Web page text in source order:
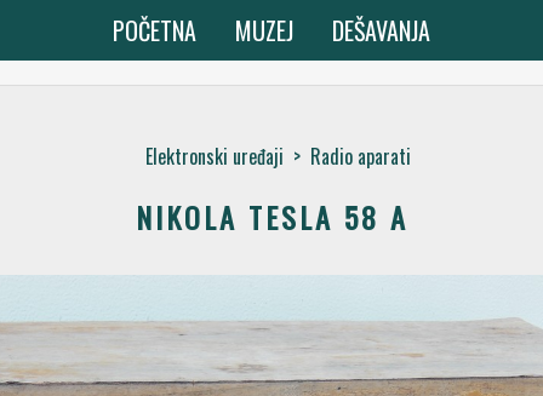
POČETNA MUZEJ DEŠAVANJA
Elektronski uređaji > Radio aparati
NIKOLA TESLA 58 A